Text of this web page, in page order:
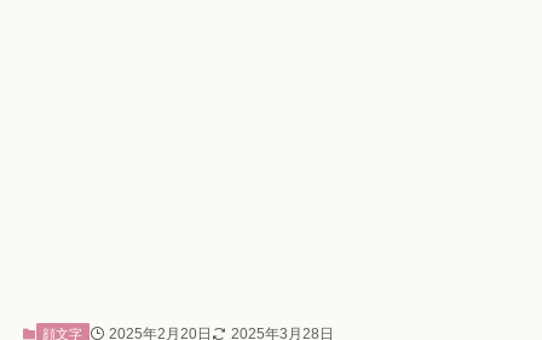
顔文字 2025年2月20日 2025年3月28日